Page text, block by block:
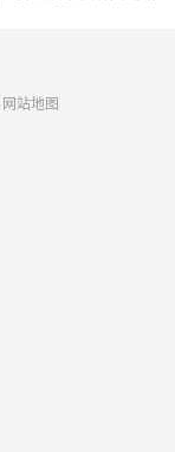
网站地图